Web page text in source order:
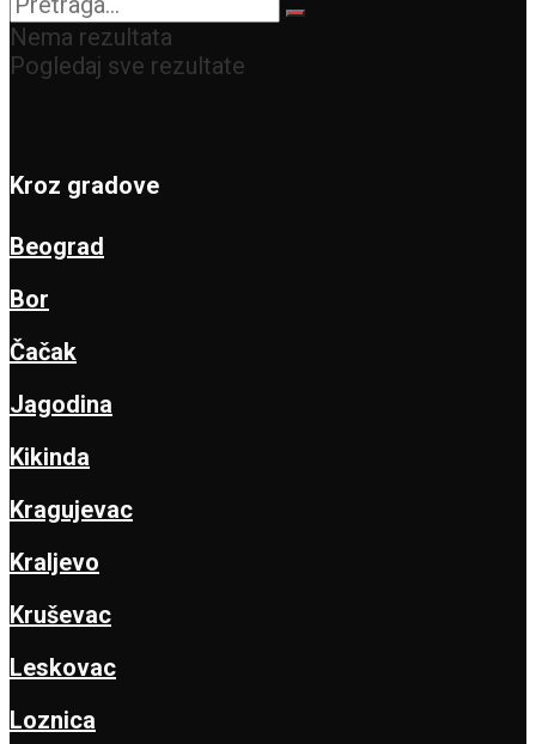
Nema rezultata
Pogledaj sve rezultate
Kroz gradove
Beograd
Bor
Čačak
Jagodina
Kikinda
Kragujevac
Kraljevo
Kruševac
Leskovac
Loznica